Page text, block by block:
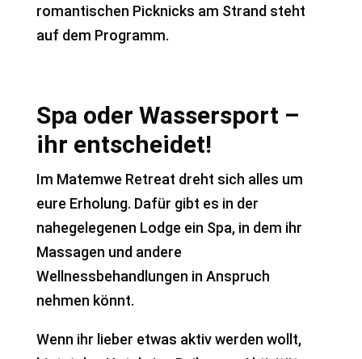
romantischen Picknicks am Strand steht
auf dem Programm.
Spa oder Wassersport –
ihr entscheidet!
Im Matemwe Retreat dreht sich alles um
eure Erholung. Dafür gibt es in der
nahegelegenen Lodge ein Spa, in dem ihr
Massagen und andere
Wellnessbehandlungen in Anspruch
nehmen könnt.
Wenn ihr lieber etwas aktiv werden wollt,